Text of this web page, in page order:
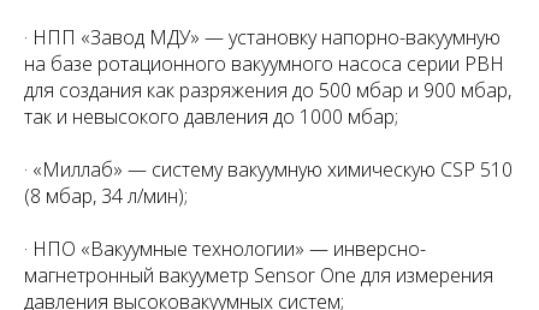
· НПП «Завод МДУ» — установку напорно-вакуумную
на базе ротационного вакуумного насоса серии РВН
для создания как разряжения до 500 мбар и 900 мбар,
так и невысокого давления до 1000 мбар;
· «Миллаб» — систему вакуумную химическую CSP 510
(8 мбар, 34 л/мин);
· НПО «Вакуумные технологии» — инверсно-
магнетронный вакууметр Sensor One для измерения
давления высоковакуумных систем;